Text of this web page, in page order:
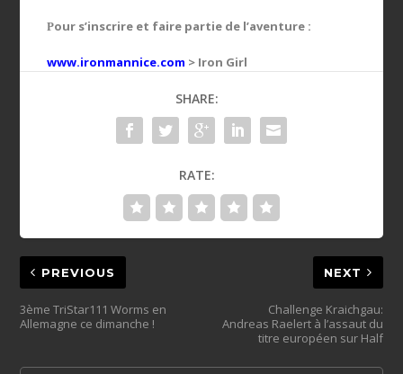
Pour s’inscrire et faire partie de l’aventure :
www.ironmannice.com > Iron Girl
SHARE:
RATE:
PREVIOUS
3ème TriStar111 Worms en
Allemagne ce dimanche !
NEXT
Challenge Kraichgau:
Andreas Raelert à l’assaut du
titre européen sur Half